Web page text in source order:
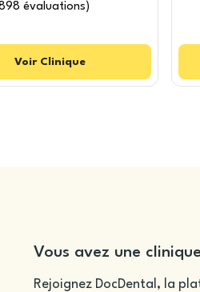
évaluations )
Voir Clinique
Vous avez une
Rejoignez DocDental, la